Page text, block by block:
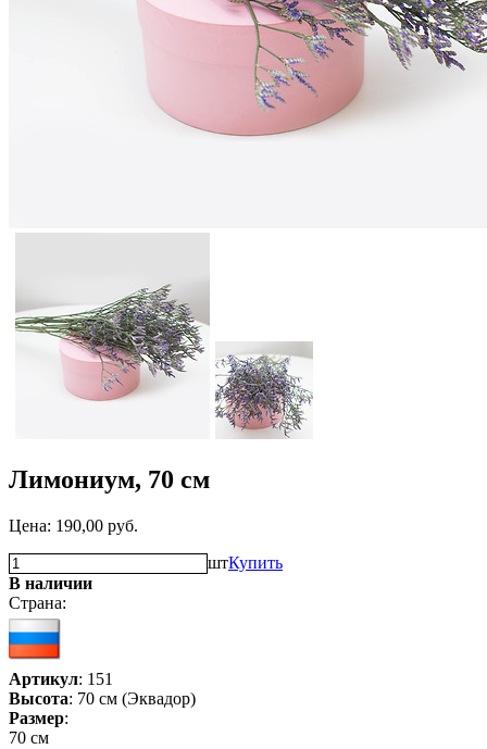
Лимониум, 70 см
Цена: 190,00 руб.
штКупить
В наличии
Страна:
Артикул: 151
Высота: 70 см (Эквадор)
Размер:
70 см